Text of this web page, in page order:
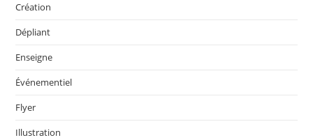
Création
Dépliant
Enseigne
Événementiel
Flyer
Illustration